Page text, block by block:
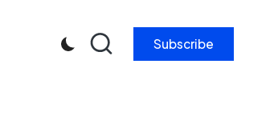
Subscribe